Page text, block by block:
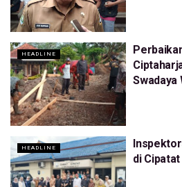
HEADLINE
Swadaya
HEADLINE
di Cipatat